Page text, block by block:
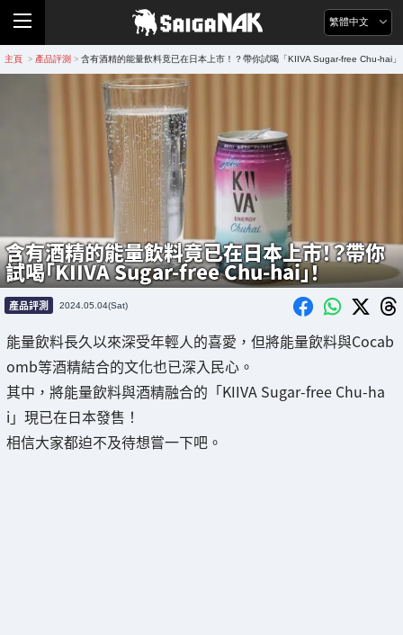
繁體中文
主頁 > 產品評測 > 含有酒精的能量飲料竟已在日本上市！？帶你試喝「KIIVA Sugar-free Chu-hai」
含有酒精的能量飲料竟已在日本上市！？帶你
試喝「KIIVA Sugar-free Chu-hai」！
產品評測 2024.05.04(Sat)
能量飲料長久以來深受年輕人的喜愛，但將能量飲料與Cocab
omb等酒精結合的文化也已深入民心。
其中，將能量飲料與酒精融合的「KIIVA Sugar-free Chu-ha
i」現已在日本發售！
相信大家都迫不及待想嘗一下吧。